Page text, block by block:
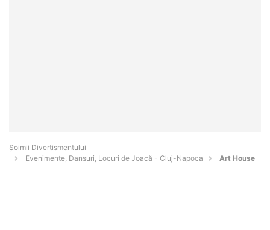
Şoimii Divertismentului
Evenimente, Dansuri, Locuri de Joacă - Cluj-Napoca
Art House